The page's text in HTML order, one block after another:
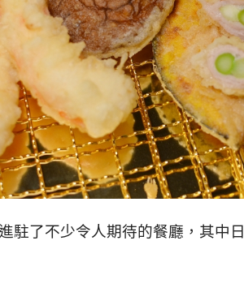
駐了不少令人期待的餐廳，其中